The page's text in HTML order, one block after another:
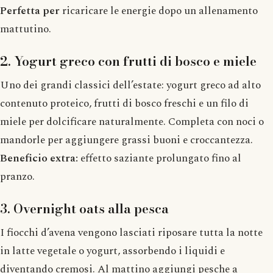
Perfetta perricaricare le energie dopo un allenamento
mattutino.
2. Yogurt greco con frutti di bosco e miele
Uno dei grandi classici dell’estate: yogurt greco ad alto
contenuto proteico, frutti di bosco freschi e un filo di
miele per dolcificare naturalmente. Completa con noci o
mandorle per aggiungere grassi buoni e croccantezza.
Beneficio extra: effetto saziante prolungato fino al
pranzo.
3. Overnight oats alla pesca
I fiocchi d’avena vengono lasciati riposare tutta la notte
in latte vegetale o yogurt, assorbendo i liquidi e
diventando cremosi. Al mattino aggiungi pesche a